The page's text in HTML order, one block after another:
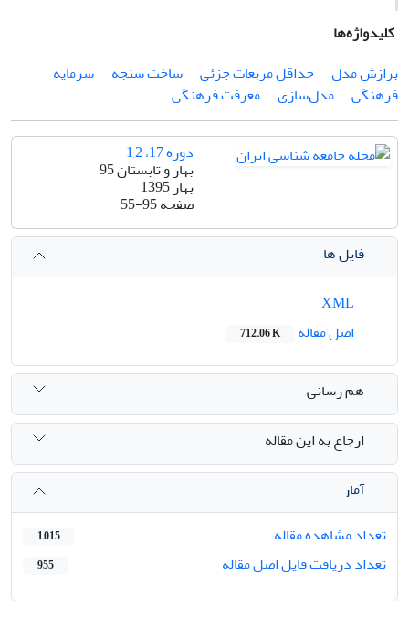
کلیدواژه‌ها
برازش مدل
حداقل مربعات جزئی ساخت سنجه
سرمایه
فرهنگی
مدل‌سازی معرفت فرهنگی
دوره 17، 1,2
بهار و تابستان 95
بهار 1395
صفحه55-95
فایل ها
اصل مقاله
712.06 K
هم رسانی
ارجاع به این مقاله
آمار
تعداد مشاهده مقاله
1,015
تعداد دریافت فایل اصل مقاله 955